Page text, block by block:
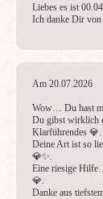
Liebes es ist
Ich danke Dir von
Am 20.07.2026
Wow… Du hast
Du gibst wirklich
Klarführendes 💎.
Deine Art ist so
💎✨.
Eine riesige
💎.
Danke aus